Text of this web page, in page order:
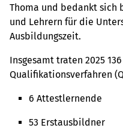
Thoma und bedankt sich
und Lehrern für die
Ausbildungszeit.
Insgesamt traten 2025
Qualifikationsverfahren
6 Attestlernende
53 Erstausbildner